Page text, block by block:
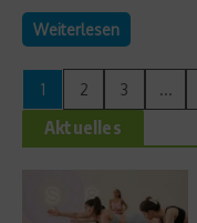
Weiterlesen
1 2 3 ...
Aktuelles